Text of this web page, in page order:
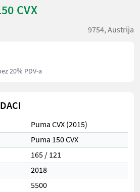
CVX
9754, Austrija
20% PDV-a
Puma CVX (2015)
Puma 150 CVX
165 / 121
2018
5500